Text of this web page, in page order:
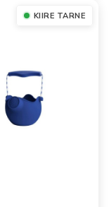
KIIRE TARNE